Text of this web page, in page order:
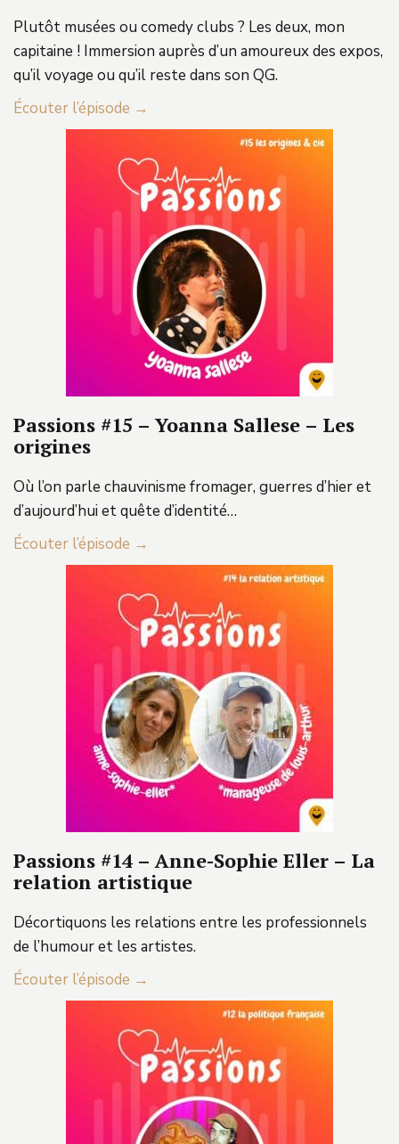
Plutôt musées ou comedy clubs ? Les deux, mon
capitaine ! Immersion auprès d’un amoureux des expos,
qu’il voyage ou qu’il reste dans son QG.
Écouter l’épisode →
Passions #15 – Yoanna Sallese – Les
origines
Où l’on parle chauvinisme fromager, guerres d’hier et
d’aujourd’hui et quête d’identité…
Écouter l’épisode →
Passions #14 – Anne-Sophie Eller – La
relation artistique
Décortiquons les relations entre les professionnels
de l’humour et les artistes.
Écouter l’épisode →